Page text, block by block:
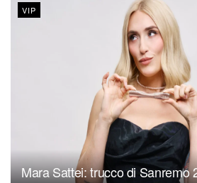
VIP
Mara Sattei: trucco di Sanremo